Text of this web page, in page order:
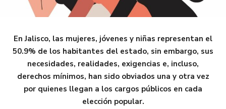
En Jalisco, las mujeres, jóvenes y niñas representan el
50.9% de los habitantes del estado, sin embargo, sus
necesidades, realidades, exigencias e, incluso,
derechos mínimos, han sido obviados una y otra vez
por quienes llegan a los cargos públicos en cada
elección popular.